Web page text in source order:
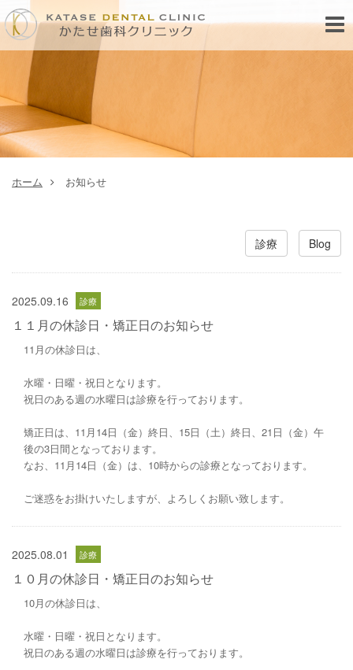
ホーム お知らせ
診療 Blog
2025.09.16
１１月の休診日・矯正日のお知らせ
11月の休診日は、
水曜・日曜・祝日となります。
祝日のある週の水曜日は診療を行っております。
矯正日は、11月14日（金）終日、15日（土）終日、21日（金）午
後の3日間となっております。
なお、11月14日（金）は、10時からの診療となっております。
ご迷惑をお掛けいたしますが、よろしくお願い致します。
2025.08.01
１０月の休診日・矯正日のお知らせ
10月の休診日は、
水曜・日曜・祝日となります。
祝日のある週の水曜日は診療を行っております。